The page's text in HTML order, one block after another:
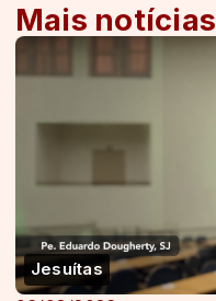
Mais notícias
Jesuítas